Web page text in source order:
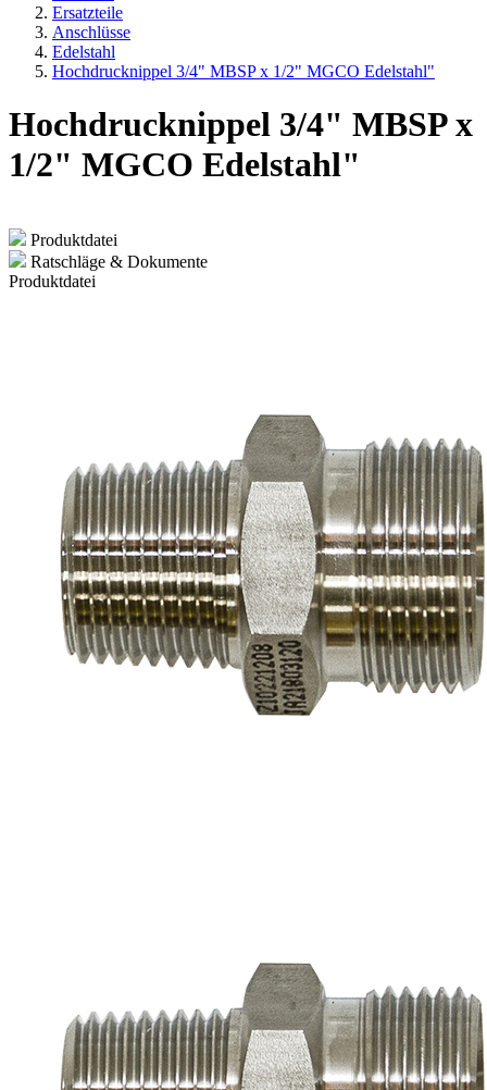
Ersatzteile
Anschlüsse
Edelstahl
Hochdrucknippel 3/4" MBSP x 1/2" MGCO Edelstahl"
Hochdrucknippel 3/4" MBSP x
1/2" MGCO Edelstahl"
Produktdatei
Ratschläge & Dokumente
Produktdatei